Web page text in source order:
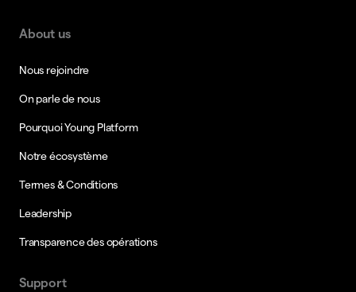
About us
Nous rejoindre
On parle de nous
Pourquoi Young Platform
Notre écosystème
Termes & Conditions
Leadership
Transparence des opérations
Support